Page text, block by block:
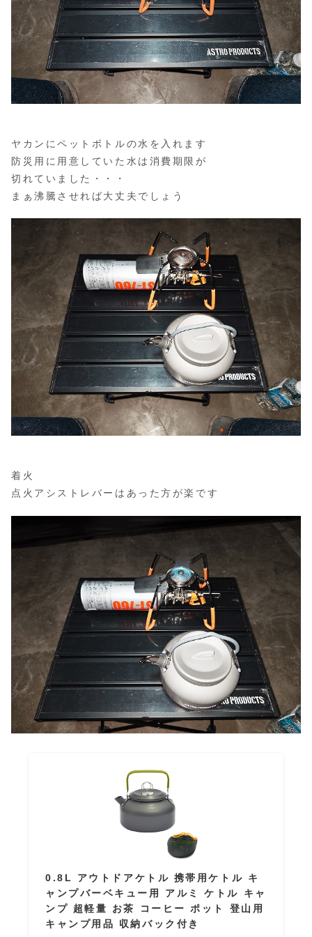
ヤカンにペットボトルの水を入れます
防災用に用意していた水は消費期限が
切れていました・・・
まぁ沸騰させれば大丈夫でしょう
着火
点火アシストレバーはあった方が楽です
0.8L アウトドアケトル 携帯用ケトル キ
ャンプバーベキュー用 アルミ ケトル キャ
ンプ 超軽量 お茶 コーヒー ポット 登山用
キャンプ用品 収納バック付き